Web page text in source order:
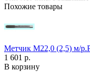
Похожие товары
Метчик М22,0 (2,5) м/
1 601 р.
В корзину